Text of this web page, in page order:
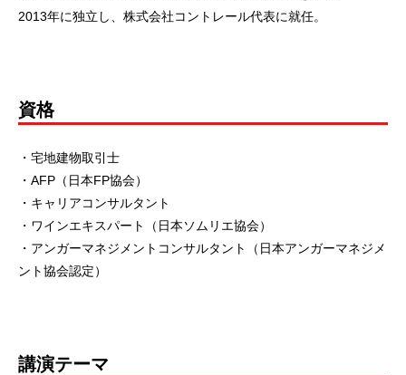
2013年に独立し、株式会社コントレール代表に就任。
資格
・宅地建物取引士
・AFP（日本FP協会）
・キャリアコンサルタント
・ワインエキスパート（日本ソムリエ協会）
・アンガーマネジメントコンサルタント（日本アンガーマネジメ
ント協会認定）
講演テーマ